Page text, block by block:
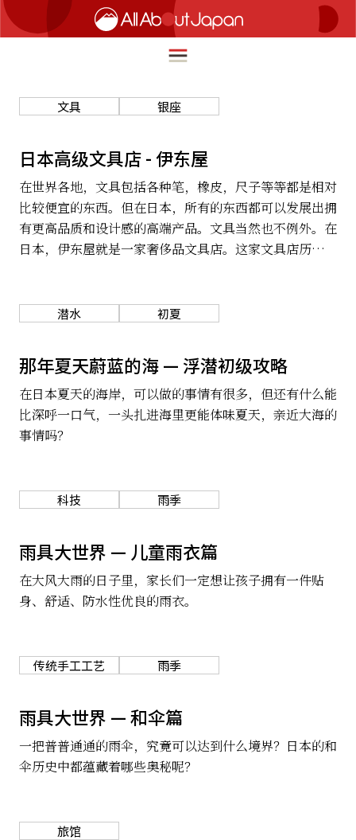
繁體中文
ภาษาไทย
HOME
旅行
美食
文化
生活
关于我们 网站政策
文具 银座
日本高级文具店 - 伊东屋
在世界各地，文具包括各种笔，橡皮，尺子等等都是相对
比较便宜的东西。但在日本，所有的东西都可以发展出拥
有更高品质和设计感的高端产品。文具当然也不例外。在
日本，伊东屋就是一家奢侈品文具店。这家文具店历史悠
潜水 初夏
那年夏天蔚蓝的海 — 浮潜初级攻略
在日本夏天的海岸，可以做的事情有很多，但还有什么能
比深呼一口气，一头扎进海里更能体味夏天，亲近大海的
事情吗？
科技 雨季
雨具大世界 — 儿童雨衣篇
在大风大雨的日子里，家长们一定想让孩子拥有一件贴
身、舒适、防水性优良的雨衣。
传统手工工艺 雨季
雨具大世界 — 和伞篇
一把普普通通的雨伞，究竟可以达到什么境界？日本的和
伞历史中都蕴藏着哪些奥秘呢？
旅馆